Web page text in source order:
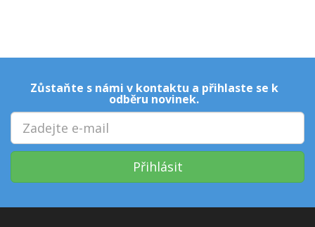
Zůstaňte s námi v kontaktu a přihlaste se k
odběru novinek.
Přihlásit